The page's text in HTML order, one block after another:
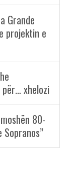
Grande
projektin e
xhelozi
80-